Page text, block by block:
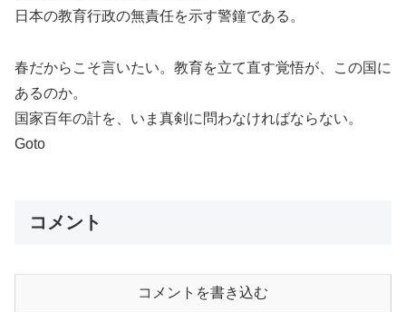
日本の教育行政の無責任を示す警鐘である。
春だからこそ言いたい。教育を立て直す覚悟が、この国に
あるのか。
国家百年の計を、いま真剣に問わなければならない。
Goto
コメント
コメントを書き込む